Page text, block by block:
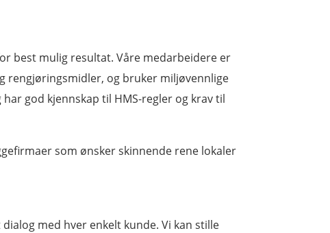
best mulig resultat. Våre medarbeidere er
rengjøringsmidler, og bruker miljøvennlige
god kjennskap til HMS-regler og krav til
som ønsker skinnende rene lokaler
med hver enkelt kunde. Vi kan stille